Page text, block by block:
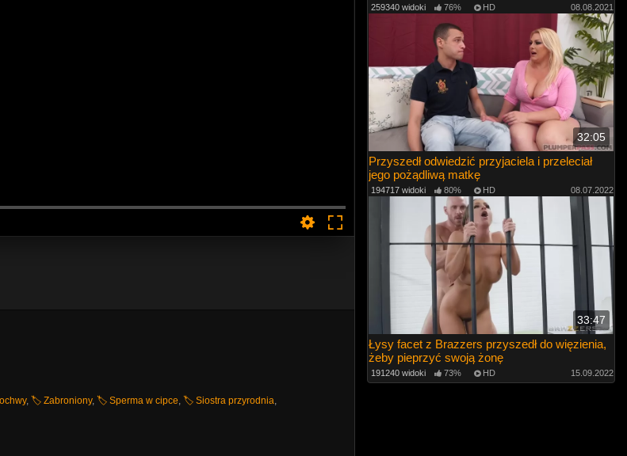
, 🏷️ Zabroniony, 🏷️ Sperma w cipce, 🏷️ Siostra przyrodnia,
259340 widoki 76% HD 08.08.2021
32:05
Przyszedł odwiedzić przyjaciela i przeleciał
jego pożądliwą matkę
194717 widoki 80% HD 08.07.2022
33:47
Łysy facet z Brazzers przyszedł do więzienia,
żeby pieprzyć swoją żonę
191240 widoki 73% HD 15.09.2022